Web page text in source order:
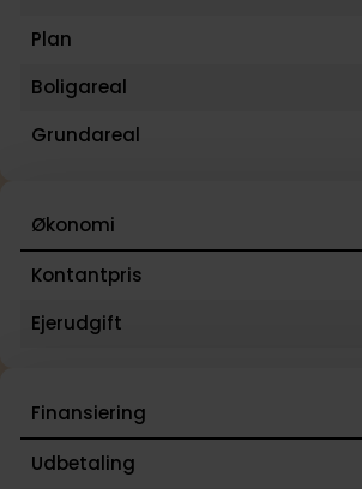
Plan
Boligareal
Grundareal
Økonomi
Kontantpris
Ejerudgift
Finansiering
Udbetaling